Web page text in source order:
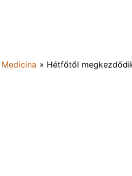
Medicina » Hétfőtől